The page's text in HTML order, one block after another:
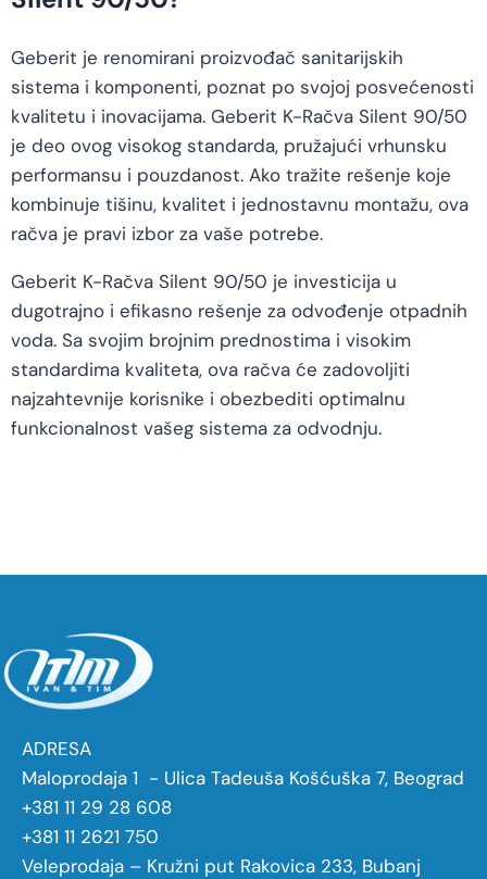
Geberit je renomirani proizvođač sanitarijskih
sistema i komponenti, poznat po svojoj posvećenosti
kvalitetu i inovacijama. Geberit K-Račva Silent 90/50
je deo ovog visokog standarda, pružajući vrhunsku
performansu i pouzdanost. Ako tražite rešenje koje
kombinuje tišinu, kvalitet i jednostavnu montažu, ova
račva je pravi izbor za vaše potrebe.
Geberit K-Račva Silent 90/50 je investicija u
dugotrajno i efikasno rešenje za odvođenje otpadnih
voda. Sa svojim brojnim prednostima i visokim
standardima kvaliteta, ova račva će zadovoljiti
najzahtevnije korisnike i obezbediti optimalnu
funkcionalnost vašeg sistema za odvodnju.
ADRESA
Maloprodaja 1 - Ulica Tadeuša Košćuška 7, Beograd
+381 11 29 28 608
+381 11 2621 750
Veleprodaja – Kružni put Rakovica 233, Bubanj